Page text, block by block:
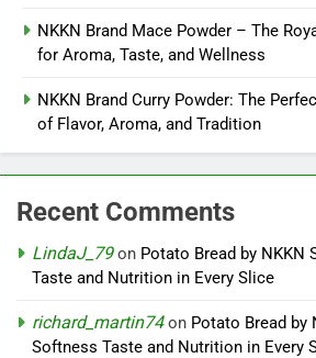
NKKN Brand Mace Powder – The
for Aroma, Taste, and Wellness
NKKN Brand Curry Powder: The
of Flavor, Aroma, and Tradition
Recent Comments
LindaJ_79on Potato Bread by NKKN
Taste and Nutrition in Every Slice
richard_martin74on Potato Bread by
Softness Taste and Nutrition in Every